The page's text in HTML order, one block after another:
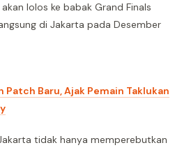
lolos ke babak Grand Finals
di Jakarta pada Desember
Patch Baru, Ajak Pemain Taklukan
tidak hanya memperebutkan